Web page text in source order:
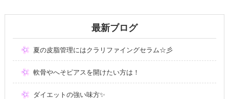
最新ブログ
夏の皮脂管理にはクラリファイングセラム☆彡
軟骨やへそピアスを開けたい方は！
ダイエットの強い味方✨